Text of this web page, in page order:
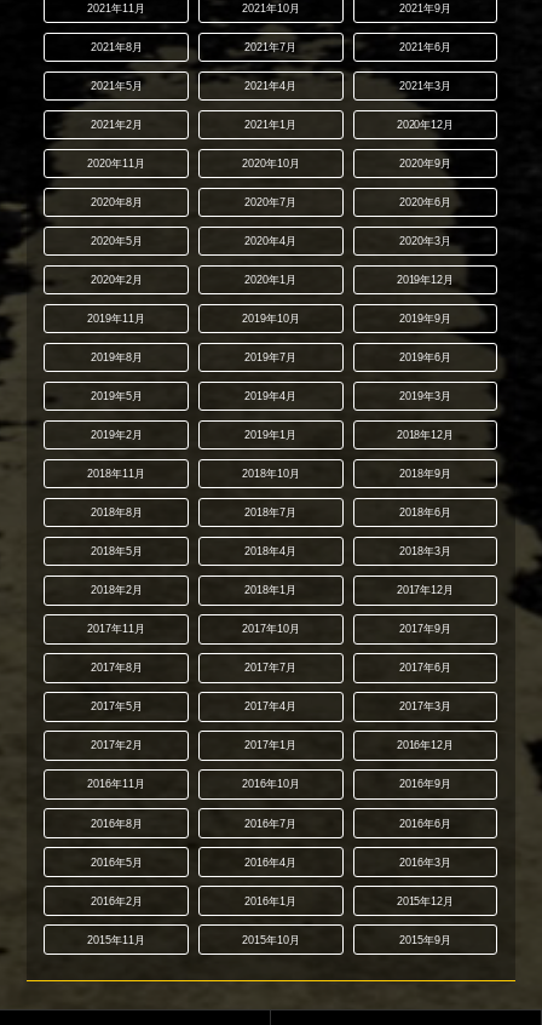
2021年11月 2021年10月 2021年9月
2021年8月 2021年7月 2021年6月
2021年5月 2021年4月 2021年3月
2021年2月 2021年1月 2020年12月
2020年11月 2020年10月 2020年9月
2020年8月 2020年7月 2020年6月
2020年5月 2020年4月 2020年3月
2020年2月 2020年1月 2019年12月
2019年11月 2019年10月 2019年9月
2019年8月 2019年7月 2019年6月
2019年5月 2019年4月 2019年3月
2019年2月 2019年1月 2018年12月
2018年11月 2018年10月 2018年9月
2018年8月 2018年7月 2018年6月
2018年5月 2018年4月 2018年3月
2018年2月 2018年1月 2017年12月
2017年11月 2017年10月 2017年9月
2017年8月 2017年7月 2017年6月
2017年5月 2017年4月 2017年3月
2017年2月 2017年1月 2016年12月
2016年11月 2016年10月 2016年9月
2016年8月 2016年7月 2016年6月
2016年5月 2016年4月 2016年3月
2016年2月 2016年1月 2015年12月
2015年11月 2015年10月 2015年9月